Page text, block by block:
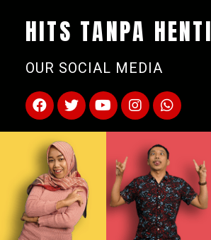
HITS TANPA HENTI
OUR SOCIAL MEDIA